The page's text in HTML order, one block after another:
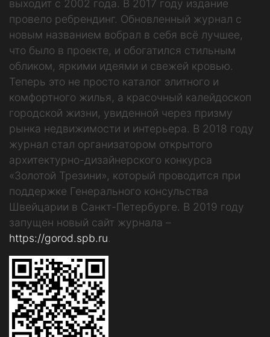
выходит с 2002 года. В 2017 году издание
провело ребрендинг. Обновленный журнал с
новым названием вобрал в себя всё лучшее,
что было в проекте, и обогатился стильным
обликом, яркими идеями и свежей кровью.
Теперь это не просто каталог элитного и
комфортного жилья, а красочный калейдоскоп
городской жизни, увиденной через призму
рынка недвижимости и интерьера. В 2018 году
журнал стал организатором открытого
архитектурно-дизайнерского конкурса
«Золотой Трезини», который проводится при
поддержке Генерального консульства
Швейцарии в Санкт-Петербурге. В 2019 году
запущен новый сайт журнала –
https://gorod.spb.ru.